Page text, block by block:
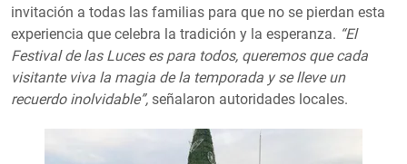
invitación a todas las familias para que no se pierdan esta
experiencia que celebra la tradición y la esperanza. “El
Festival de las Luces es para todos, queremos que cada
visitante viva la magia de la temporada y se lleve un
recuerdo inolvidable”, señalaron autoridades locales.